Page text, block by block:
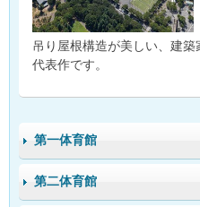
吊り屋根構造が美しい、建
代表作です。
第一体育館
第二体育館
ル大
フッ
ル大
フッ
ル大
フッ